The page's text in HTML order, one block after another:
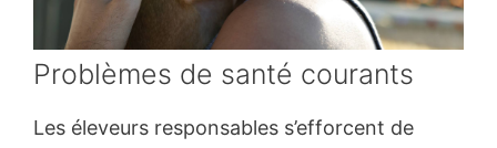
Problèmes de santé courants
Les éleveurs responsables s’efforcent de